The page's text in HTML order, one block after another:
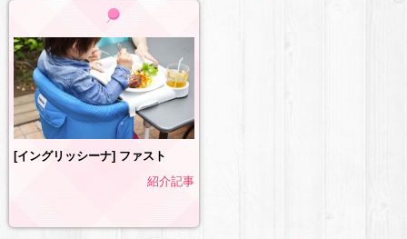
[イングリッシーナ] ファスト
紹介記事